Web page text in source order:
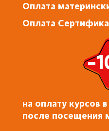
-
на оплату курсов
после посещения
Оплата
Оплата